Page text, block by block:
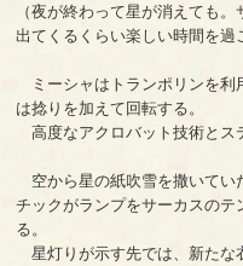
（夜が終わって星が消えても
出てくるくらい楽しい時間を過
ミーシャはトランポリンを利
は捻りを加えて回転する。
高度なアクロバット技術とス
空から星の紙吹雪を撒いてい
チックがランプをサーカスの
る。
星灯りが示す先では、新たな